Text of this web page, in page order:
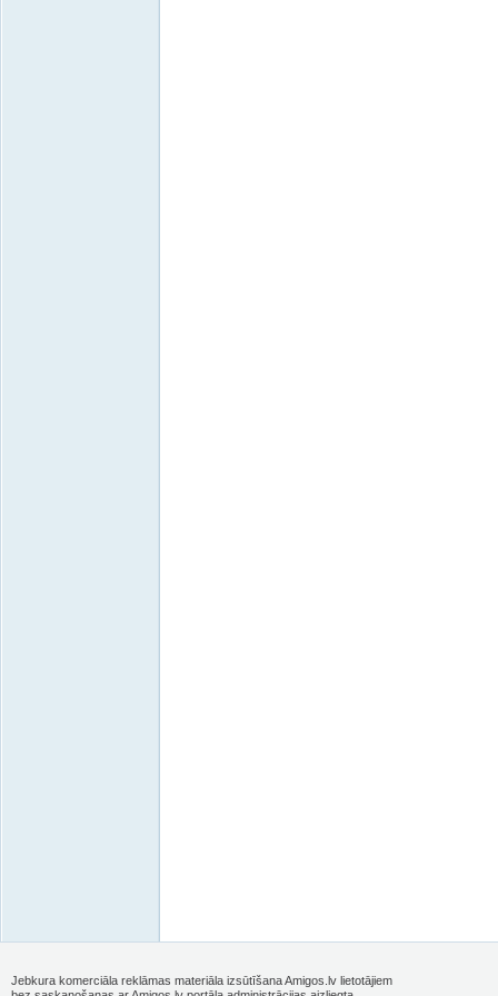
Jebkura komerciāla reklāmas materiāla izsūtīšana Amigos.lv lietotājiem